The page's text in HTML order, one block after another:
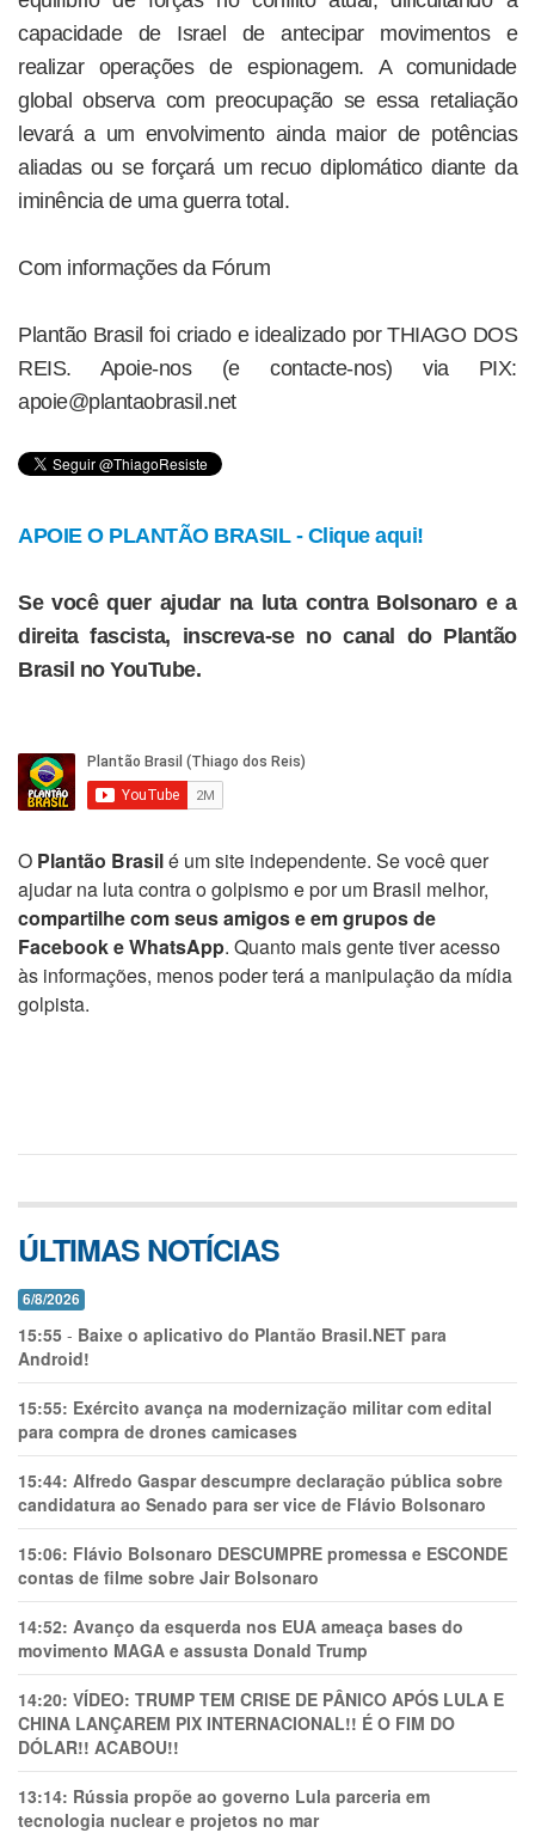
capacidade de Israel de antecipar movimentos e
realizar operações de espionagem. A comunidade
global observa com preocupação se essa retaliação
levará a um envolvimento ainda maior de potências
aliadas ou se forçará um recuo diplomático diante da
iminência de uma guerra total.
Com informações da Fórum
Plantão Brasil foi criado e idealizado por THIAGO DOS
REIS. Apoie-nos (e contacte-nos) via PIX:
apoie@plantaobrasil.net
APOIE O PLANTÃO BRASIL - Clique aqui!
Se você quer ajudar na luta contra Bolsonaro e a
direita fascista, inscreva-se no canal do Plantão
Brasil no YouTube.
O Plantão Brasilé um site independente. Se você quer
ajudar na luta contra o golpismo e por um Brasil melhor,
compartilhe com seus amigos e em grupos de
Facebook e WhatsApp. Quanto mais gente tiver acesso
às informações, menos poder terá a manipulação da mídia
golpista.
ÚLTIMAS NOTÍCIAS
6/8/2026
15:55 - Baixe o aplicativo do Plantão Brasil.NET para
Android!
15:55: Exército avança na modernização militar com edital
para compra de drones camicases
15:44: Alfredo Gaspar descumpre declaração pública sobre
candidatura ao Senado para ser vice de Flávio Bolsonaro
15:06: Flávio Bolsonaro DESCUMPRE promessa e ESCONDE
contas de filme sobre Jair Bolsonaro
14:52: Avanço da esquerda nos EUA ameaça bases do
movimento MAGA e assusta Donald Trump
14:20: VÍDEO: TRUMP TEM CRlSE DE PÂNlCO APÓS LULA E
CHINA LANÇAREM PIX INTERNACIONAL!! É O FIM DO
DÓLAR!! ACABOU!!
13:14: Rússia propõe ao governo Lula parceria em
tecnologia nuclear e projetos no mar